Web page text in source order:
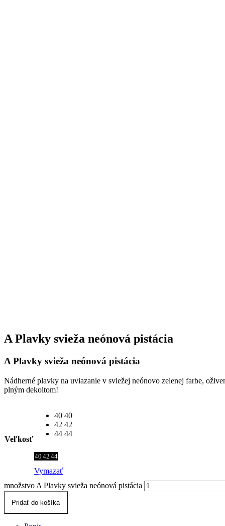
A Plavky svieža neónová pistácia
A Plavky svieža neónová pistácia
Nádherné plavky na uviazanie v sviežej neónovo zelenej farbe,
plným dekoltom!
Veľkosť
40 40
42 42
44 44
40 42 44
Vymazať
množstvo A Plavky svieža neónová pistácia
Pridať do košíka